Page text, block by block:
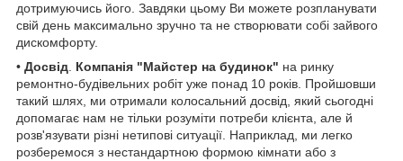
дотримуючись його. Завдяки цьому Ви можете розпланувати
свій день максимально зручно та не створювати собі зайвого
дискомфорту.
• Досвід Компанія "Майстер на будинок" на ринку
ремонтно-будівельних робіт уже понад 10 років. Пройшовши
такий шлях, ми отримали колосальний досвід, який сьогодні
допомагає нам не тільки розуміти потреби клієнта, але й
розв'язувати різні нетипові ситуації. Наприклад, ми легко
розберемося з нестандартною формою кімнати або з